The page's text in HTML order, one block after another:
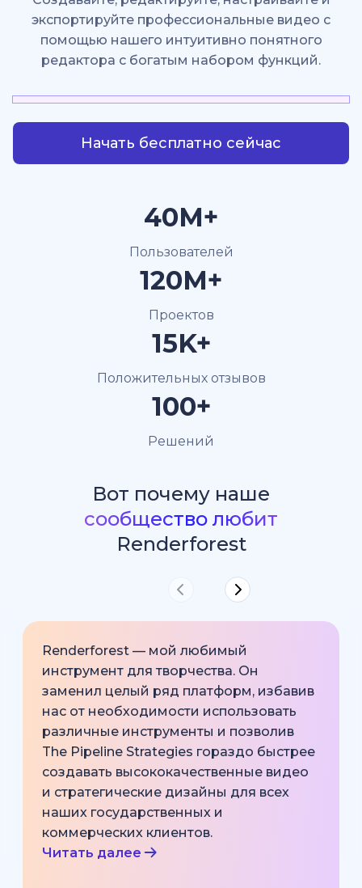
экспортируйте профессиональные видео с
помощью нашего интуитивно понятного
редактора с богатым набором функций.
Начать бесплатно сейчас
40M+
Пользователей
120M+
Проектов
15K+
Положительных отзывов
100+
Решений
Вот почему наше
сообщество любит
Renderforest
Renderforest — мой любимый
инструмент для творчества. Он
заменил целый ряд платформ, избавив
нас от необходимости использовать
различные инструменты и позволив
The Pipeline Strategies гораздо быстрее
создавать высококачественные видео
и стратегические дизайны для всех
наших государственных и
коммерческих клиентов.
Читать далее